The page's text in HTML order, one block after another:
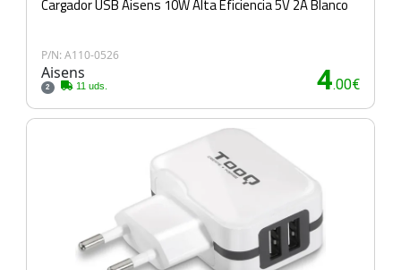
Cargador USB Aisens 10W Alta Eficiencia 5V 2A Blanco
P/N: A110-0526
Aisens
2 11 uds. 4.00€